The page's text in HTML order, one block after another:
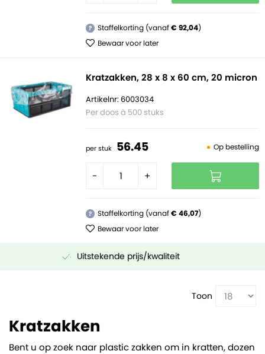
? Staffelkorting (vanaf€ 92,04)
Bewaar voor later
Kratzakken, 28 x 8 x 60 cm, 20 micron
Artikelnr: 6003034
Per doos à 500 stuks
per stuk 56.45 Op bestelling
- +
? Staffelkorting (vanaf€ 46,07)
Bewaar voor later
Uitstekende prijs/kwaliteit
Toon
Kratzakken
Bent u op zoek naar plastic zakken om in kratten, dozen